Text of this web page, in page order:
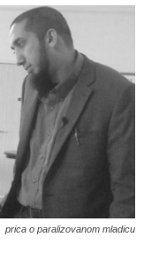
prica o paralizovanom mladicu